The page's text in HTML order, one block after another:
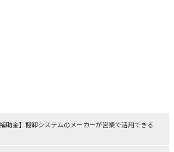
助金】棚卸システムのメーカーが営業で活用できる